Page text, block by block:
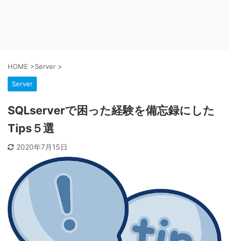
HOME >Server >
Server
SQLserverで困った経験を備忘録にした
Tips５選
2020年7月15日